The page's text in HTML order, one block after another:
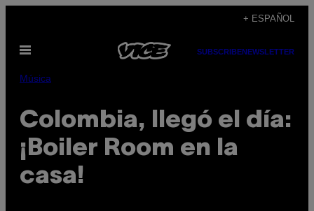
contenido
+ ESPAÑOL
Abrir
SUBSCRIBENEWSLETTER
Música
Colombia, llegó el día:
¡Boiler Room en la
casa!